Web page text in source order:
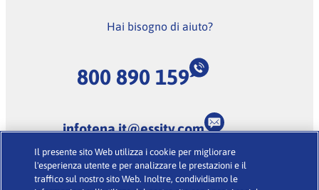
Hai bisogno di aiuto?
800 890 159
infotena.it@essity.com
(Lunedi-Venerdi dalle 9:00 alle 18:00, escluse feste
nazionali)
Il presente sito Web utilizza i cookie per migliorare
l'esperienza utente e per analizzare le prestazioni e il
traffico sul nostro sito Web. Inoltre, condividiamo le